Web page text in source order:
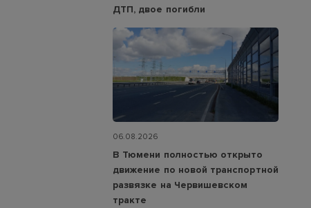
ДТП, двое погибли
06.08.2026
В Тюмени полностью открыто
движение по новой транспортной
развязке на Червишевском
тракте